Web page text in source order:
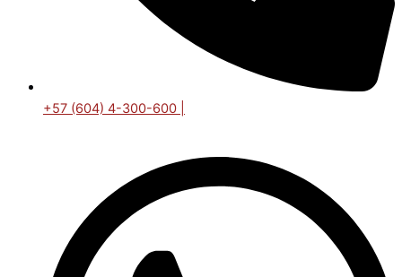
+57 (604) 4-300-600 |